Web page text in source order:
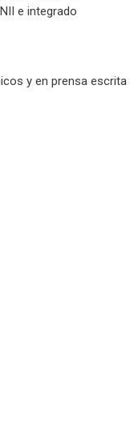
e integrado
y en prensa escrita